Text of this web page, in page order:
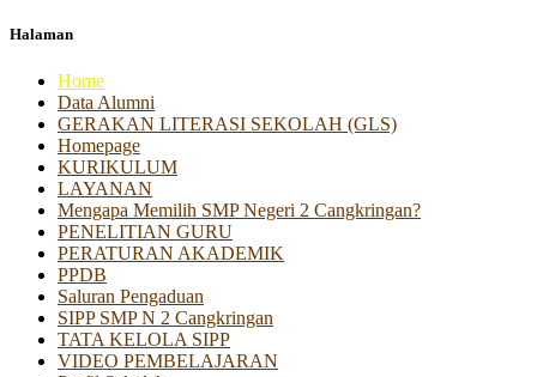
Halaman
Home
Data Alumni
GERAKAN LITERASI SEKOLAH (GLS)
Homepage
KURIKULUM
LAYANAN
Mengapa Memilih SMP Negeri 2 Cangkringan?
PENELITIAN GURU
PERATURAN AKADEMIK
PPDB
Saluran Pengaduan
SIPP SMP N 2 Cangkringan
TATA KELOLA SIPP
VIDEO PEMBELAJARAN